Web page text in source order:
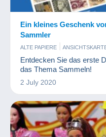
Ein kleines Geschenk
Sammler
ALTE PAPIERE
BÜCHER UND ZEITSCHRIFTEN
ENTRIEGELUNGSCHIPS UND
MILITARIA
MODERNE SAMMLERKARTEN
MUSIK UND INSTRUMENTE
SCHMUCK
SPIELZEUG
WERBUNG
Entdecken Sie das erste
das Thema Sammeln!
2 July 2020